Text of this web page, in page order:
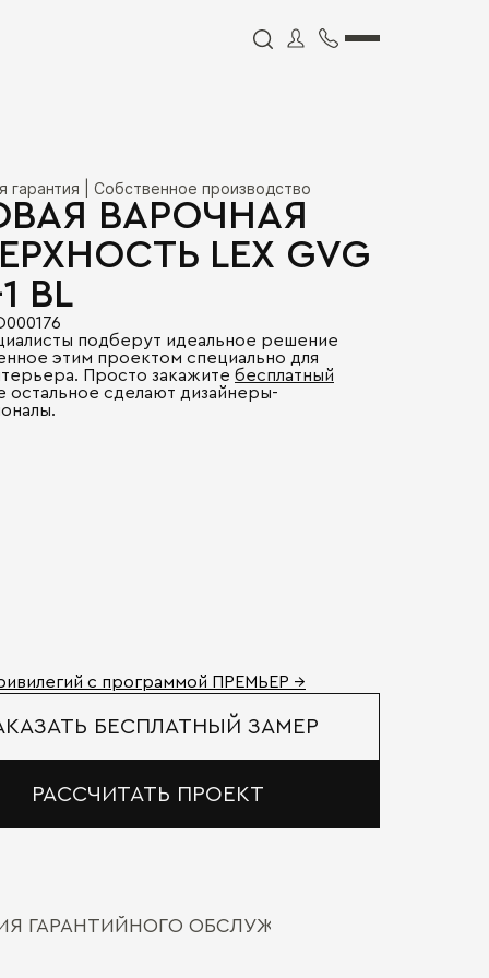
гарантия | Собственное производство
ВАРОЧНАЯ
LEX GVG
BL
подберут идеальное решение
этим проектом специально для
Просто закажите бесплатный
остальное сделают дизайнеры-
с программой ПРЕМЬЕР →
БЕСПЛАТНЫЙ ЗАМЕР
РАССЧИТАТЬ ПРОЕКТ
ГАРАНТИЙНОГО ОБСЛУЖИВАНИЯ